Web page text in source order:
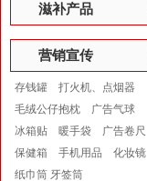
滋补产品
营销宣传
存钱罐
打火机、点烟器
毛绒公仔抱枕
广告气球
冰箱贴
暖手袋
广告卷尺
保健箱
手机用品
化妆镜
纸巾筒 牙签筒